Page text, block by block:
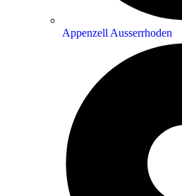
Appenzell Ausserrhoden